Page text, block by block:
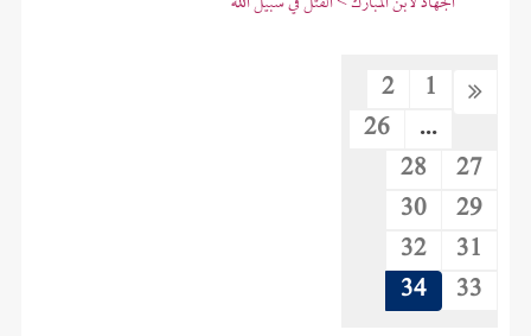
1
2
...
26
27
28
29
30
31
32
33
34